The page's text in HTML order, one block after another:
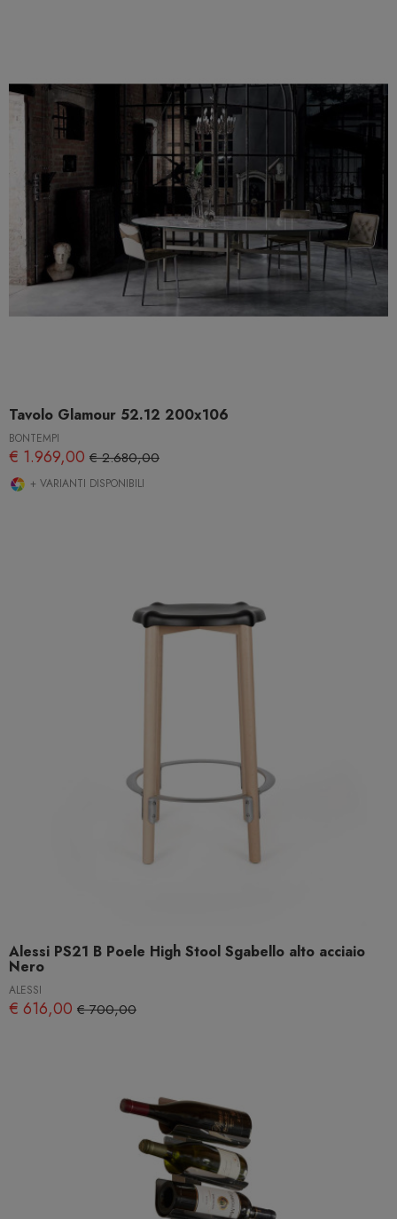
Tavolo Glamour 52.12 200x106
BONTEMPI
€ 1.969,00 € 2.680,00
+ VARIANTI DISPONIBILI
Alessi PS21 B Poele High Stool Sgabello alto acciaio
Nero
ALESSI
€ 616,00 € 700,00